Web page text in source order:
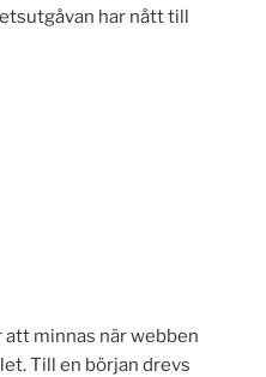
har nått till
minnas när webben
Till en början drevs